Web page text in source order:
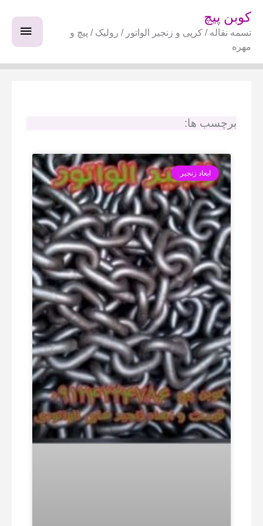
کوبن پیچ
تسمه نقاله / کرپی و زنجیر الواتور / رولیک / پیچ و
مهره
برچسب ها:
ابعاد زنجیر